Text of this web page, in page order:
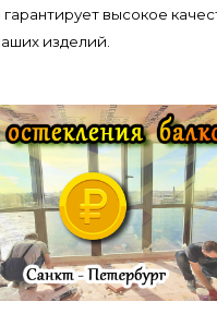
высокое
изделий.